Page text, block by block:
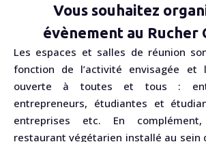
Vous souhaitez
évènement au Rucher
Les espaces et salles de réunion
fonction de l’activité envisagée et
ouverte à toutes et tous :
entrepreneurs, étudiantes et
entreprises etc. En
restaurant végétarien installé au sein